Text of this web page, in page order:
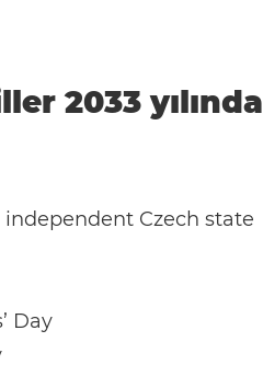
2033 yılında
Czech state
Day